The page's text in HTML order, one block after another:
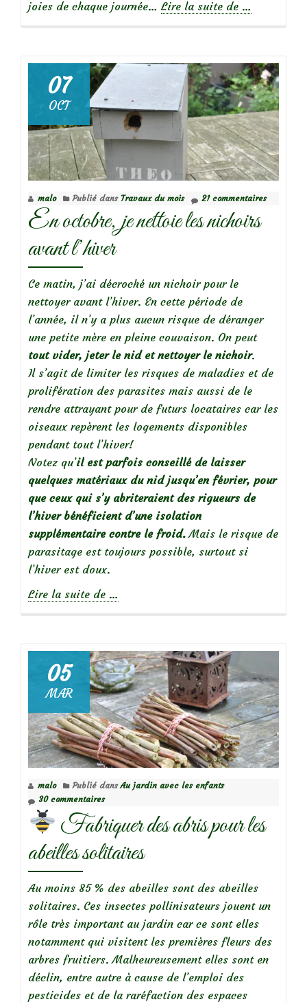
joies de chaque journée… Lire la suite de à
volonté!
Les
mésanges
nourrissent
leurs
petits
sans
relâche…
…
07
OCT
malo Publié dans Travaux du mois 21 commentaires
En octobre, je nettoie les nichoirs
avant l’hiver
Ce matin, j’ai décroché un nichoir pour le
nettoyer avant l’hiver. En cette période de
l’année, il n’y a plus aucun risque de déranger
une petite mère en pleine couvaison. On peut
tout vider, jeter le nid et nettoyer le nichoir.
Il s’agit de limiter les risques de maladies et de
prolifération des parasites mais aussi de le
rendre attrayant pour de futurs locataires car les
oiseaux repèrent les logements disponibles
pendant tout l’hiver!
Notez qu’il est parfois conseillé de laisser
quelques matériaux du nid jusqu’en février, pour
que ceux qui s’y abriteraient des rigueurs de
l’hiver bénéficient d’une isolation
supplémentaire contre le froid. Mais le risque de
parasitage est toujours possible, surtout si
l’hiver est doux.
Lire la suite de
je
nettoie
les
nichoirs
avant
l’hiver
…
05
MAR
malo Publié dansAu jardin avec les enfants
30 commentaires
Fabriquer des abris pour les
abeilles solitaires
Au moins 85 % des abeilles sont des abeilles
solitaires. Ces insectes pollinisateurs jouent un
rôle très important au jardin car ce sont elles
notamment qui visitent les premières fleurs des
arbres fruitiers. Malheureusement elles sont en
déclin, entre autre à cause de l’emploi des
pesticides et de la raréfaction des espaces